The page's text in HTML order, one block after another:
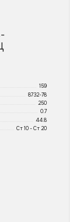
159
8732-78
250
0.7
44.8
Ст 10 - Ст 20